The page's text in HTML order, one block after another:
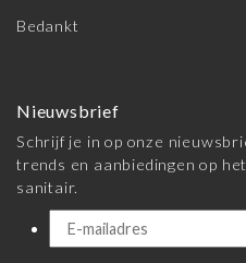
Bedankt
Nieuwsbrief
Schrijf je in op onze
trends en aanbiedingen op
sanitair.